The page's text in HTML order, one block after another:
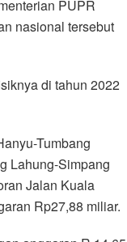
PUPR
nasional tersebut
di tahun 2022
Tumbang
Lahung-Simpang
Jalan Kuala
Rp27,88 miliar.